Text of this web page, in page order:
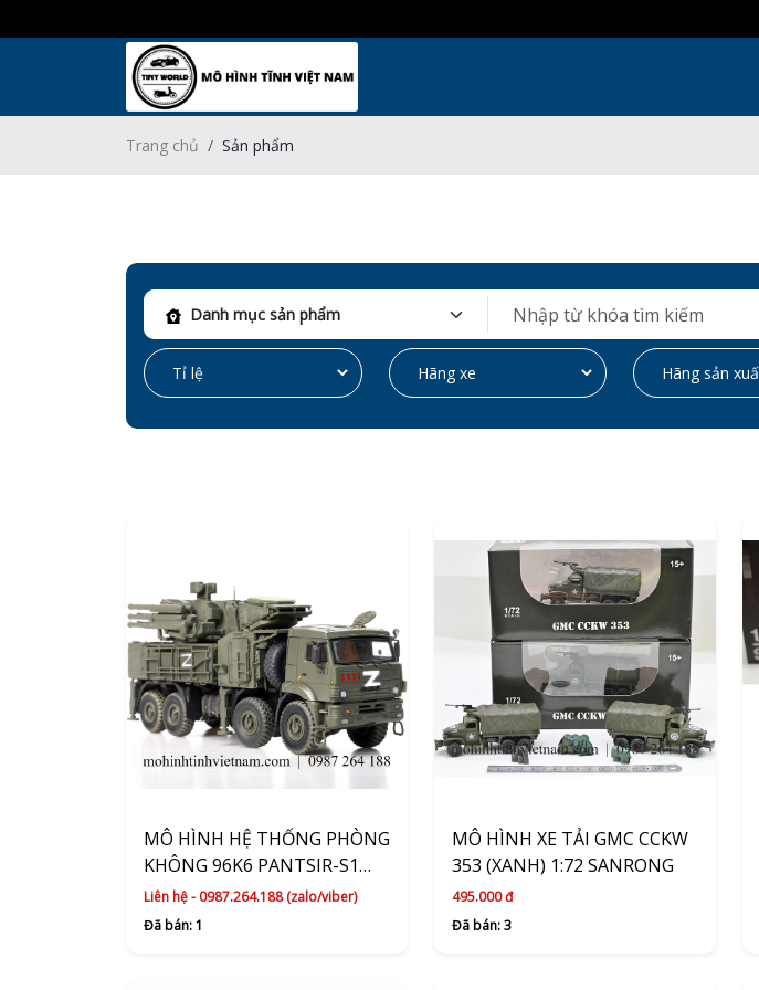
Trang chủ Sản phẩm
MÔ HÌNH HỆ THỐNG PHÒNG
KHÔNG 96K6 PANTSIR-S1
(XANH) 1:72 PANZERKAMPF
Liên hệ - 0987.264.188 (zalo/viber)
Đã bán: 1
MÔ HÌNH XE TẢI GMC CCKW
353 (XANH) 1:72 SANRONG
495.000 đ
Đã bán: 3